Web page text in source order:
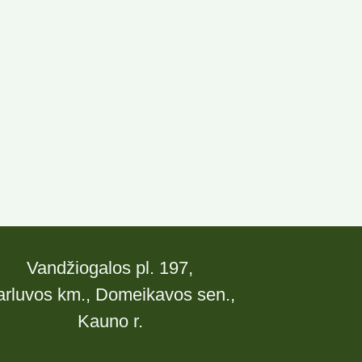
Vandžiogalos pl. 197,
km., Domeikavos sen.,
Kauno r.